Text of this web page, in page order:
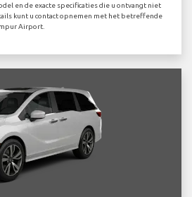
en de exacte specificaties die u ontvangt niet
kunt u contact opnemen met het betreffende
Airport.